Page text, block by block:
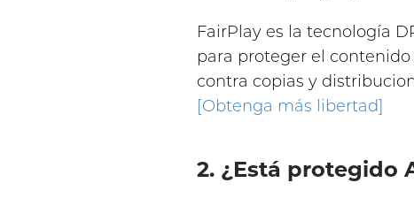
FairPlay es la tecnología
para proteger el
contra copias y
[Obtenga más libertad]
2. ¿Está protegido